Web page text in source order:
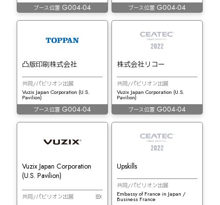
ブース位置 G004-04
ブース位置 G004-04
凸版印刷株式会社
共同/パビリオン出展
Vuzix Japan Corporation (U.S.
Pavilion)
ブース位置 G004-04
株式会社リコー
共同/パビリオン出展
Vuzix Japan Corporation (U.S.
Pavilion)
ブース位置 G004-04
Vuzix Japan Corporation
(U.S. Pavilion)
共同/パビリオン出展
Upskills
共同/パビリオン出展
Embassy of France in Japan /
Business France